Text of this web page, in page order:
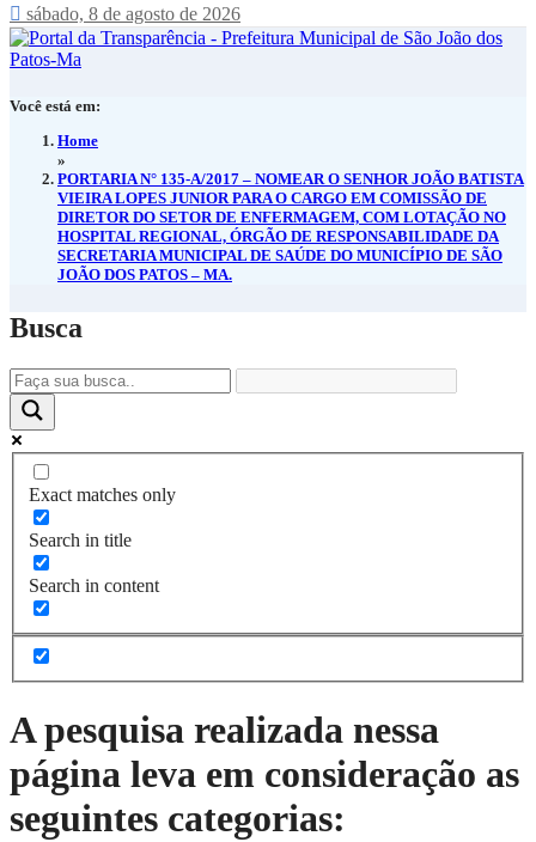
sábado, 8 de agosto de 2026
Você está em:
Home
»
PORTARIA N° 135-A/2017 – NOMEAR O SENHOR JOÃO BATISTA
VIEIRA LOPES JUNIOR PARA O CARGO EM COMISSÃO DE
DIRETOR DO SETOR DE ENFERMAGEM, COM LOTAÇÃO NO
HOSPITAL REGIONAL, ÓRGÃO DE RESPONSABILIDADE DA
SECRETARIA MUNICIPAL DE SAÚDE DO MUNICÍPIO DE SÃO
JOÃO DOS PATOS – MA.
Busca
Exact matches only
Search in title
Search in content
A pesquisa realizada nessa
página leva em consideração as
seguintes categorias: